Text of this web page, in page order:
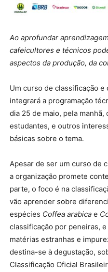
Ao aprofundar
cafeicultores e técnicos
aspectos da produção, da
Um curso de classificação e
integrará a programação
dia 25 de maio, pela
estudantes, e outros
básicas sobre o tema.
Apesar de ser um curso de
a organização promete
parte, o foco é na
vão aprender sobre
espécies Coffea arabica e
classificação por peneiras,
matérias estranhas e
destina-se à degustação,
Classificação Oficial